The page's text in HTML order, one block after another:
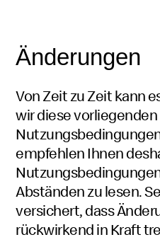
Änderungen
Von Zeit zu Zeit kann
wir diese vorliegenden
empfehlen Ihnen
Abständen zu lesen.
versichert, dass
rückwirkend in Kraft